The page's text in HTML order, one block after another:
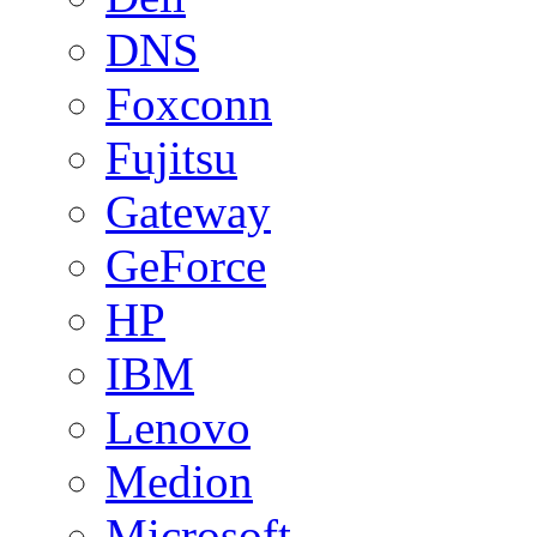
DNS
Foxconn
Fujitsu
Gateway
GeForce
HP
IBM
Lenovo
Medion